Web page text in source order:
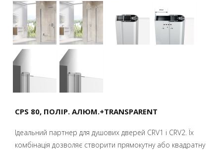
CPS 80, ПОЛІР. АЛЮМ.+TRANSPARENT
Ідеальний партнер для душових дверей CRV1 і CRV2. Їх
комбінація дозволяє створити прямокутну або квадратну